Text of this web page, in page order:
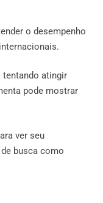
o desempenho
tentando atingir
pode mostrar
ver seu
busca como